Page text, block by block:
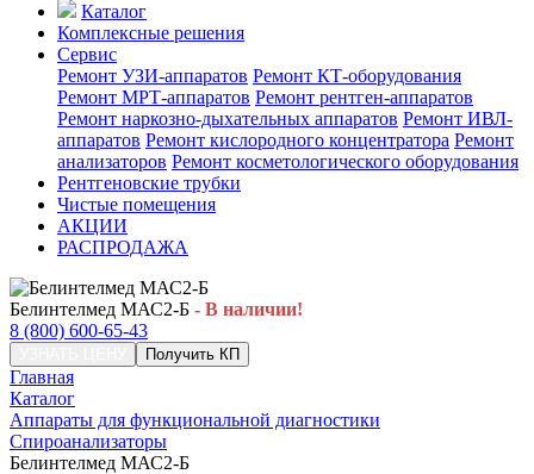
Каталог
Комплексные решения
Сервис
Ремонт УЗИ-аппаратов Ремонт КТ-оборудования
Ремонт МРТ-аппаратов Ремонт рентген-аппаратов
Ремонт наркозно-дыхательных аппаратов Ремонт ИВЛ-
аппаратов Ремонт кислородного концентратора Ремонт
анализаторов Ремонт косметологического оборудования
Рентгеновские трубки
Чистые помещения
АКЦИИ
РАСПРОДАЖА
Белинтелмед МАС2-Б - В наличии!
8 (800) 600-65-43
Получить КП
Главная
Каталог
Аппараты для функциональной диагностики
Спироанализаторы
Белинтелмед МАС2-Б